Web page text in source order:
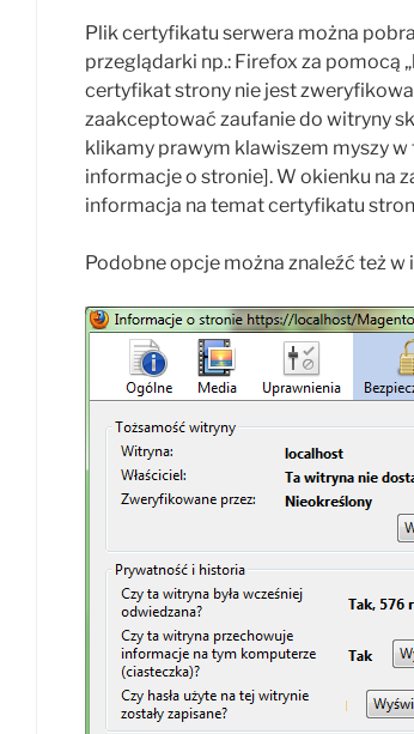
Plik certyfikatu serwera można
przeglądarki np.: Firefox za pomocą
certyfikat strony nie jest
zaakceptować zaufanie do witryny
klikamy prawym klawiszem myszy
informacje o stronie]. W okienku na
informacja na temat certyfikatu
Podobne opcje można znaleźć też